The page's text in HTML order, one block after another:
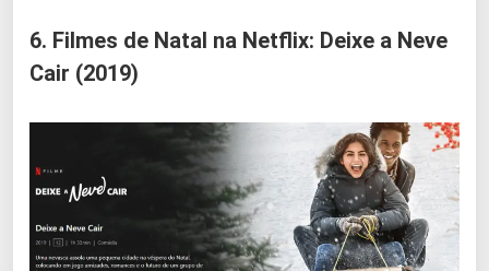
6. Filmes de Natal na Netflix: Deixe a Neve
Cair (2019)